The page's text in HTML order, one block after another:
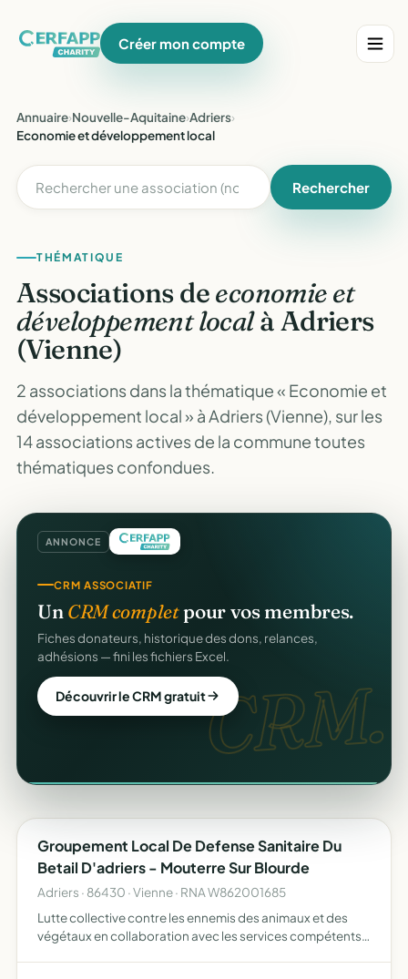
Créer mon compte
Annuaire›Nouvelle-Aquitaine›Adriers›
Economie et développement local
Rechercher
THÉMATIQUE
Associations deeconomie et
développement localà Adriers
(Vienne)
2 associations dans la thématique « Economie et
développement local » à Adriers (Vienne), sur les
14 associations actives de la commune toutes
thématiques confondues.
ANNONCE
GESTION D'ASSOCIATION
Gérez votre associationgratuitement
Membres, dons, événements, reçus — tout votre pilotage
au même endroit, sans rien payer.
Créer mon compte gratuitCRM.
CRM ASSOCIATIF
UnCRM completpour vos membres.
Fiches donateurs, historique des dons, relances,
adhésions — fini les fichiers Excel.
Découvrir le CRM gratuit
Groupement Local De Defense Sanitaire Du
Betail D'adriers - Mouterre Sur Blourde
Adriers · 86430 · Vienne · RNA W862001685
Lutte collective contre les ennemis des animaux et des
végétaux en collaboration avec les services compétents